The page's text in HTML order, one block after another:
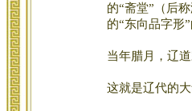
的“斋堂”（后
的“东向品字形
当年腊月，辽
这就是辽代的大